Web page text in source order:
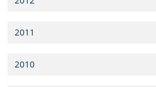
2011
2010